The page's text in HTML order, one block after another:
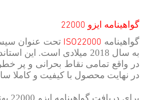
گواهینامه ایزو 22000
گواهینامه ISO22000
به سال 2018 میلادی است. این استاندارد مربوط به ایمنی و سلامت مواد غذایی میباشد.متقاضیان اخذ گواهی نامه
در واقع تمامی نقاط بحرانی و پر
در نهایت محصول با کیفیت و کاملا